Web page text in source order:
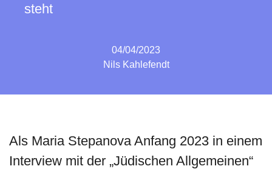
steht
04/04/2023
Nils Kahlefendt
Als Maria Stepanova Anfang 2023 in einem
Interview mit der „Jüdischen Allgemeinen“